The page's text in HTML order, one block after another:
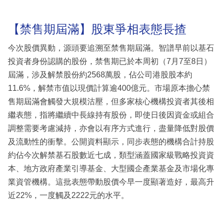
【禁售期屆滿】股東爭相表態長揸
今次股價異動，源頭要追溯至禁售期屆滿。智譜早前以基石
投資者身份認購的股份，禁售期已於本周初（7月7至8日）
屆滿，涉及解禁股份約2568萬股，佔公司港股股本約
11.6%，解禁市值以現價計算逾400億元。市場原本擔心禁
售期屆滿會觸發大規模沽壓，但多家核心機構投資者其後相
繼表態，指將繼續中長線持有股份，即使日後因資金或組合
調整需要考慮減持，亦會以有序方式進行，盡量降低對股價
及流動性的衝擊。公開資料顯示，同步表態的機構合計持股
約佔今次解禁基石股數近七成，類型涵蓋國家級戰略投資資
本、地方政府產業引導基金、大型國企產業基金及市場化專
業資管機構。這批表態帶動股價今早一度顯著造好，最高升
近22%，一度觸及2222元的水平。